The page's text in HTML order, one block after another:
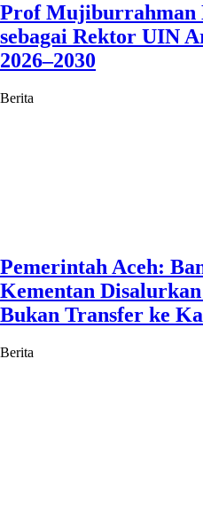
Prof Mujiburrahman
sebagai Rektor UIN
2026–2030
Berita
Pemerintah Aceh:
Kementan
Bukan Transfer ke
Berita